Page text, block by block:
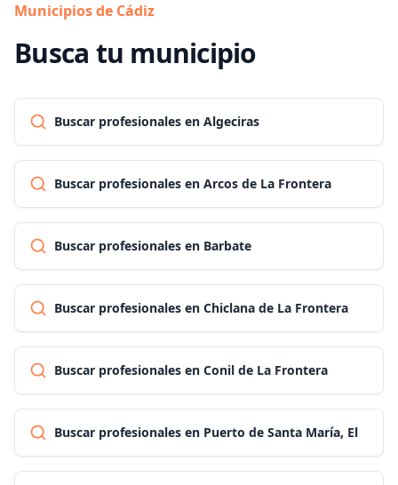
Municipios de Cádiz
Busca tu municipio
Buscar profesionales en Algeciras
Buscar profesionales en Arcos de La Frontera
Buscar profesionales en Barbate
Buscar profesionales en Chiclana de La Frontera
Buscar profesionales en Conil de La Frontera
Buscar profesionales en Puerto de Santa María, El